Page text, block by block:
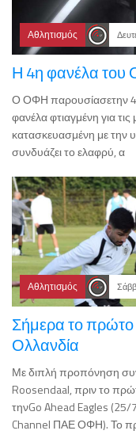
Αθλητισμός
Η 4η φανέλα του
Ο ΟΦΗ παρουσίασετην
φανέλα φτιαγμένη για
κατασκευασμένη με την
συνδυάζει το ελαφρύ, α
Αθλητισμός
Σήμερα το
Ολλανδία
Με διπλή προπόνηση
Roosendaal, πριν το
τηνGo Ahead Eagles (25/
Channel ΠΑΕ ΟΦΗ). Το